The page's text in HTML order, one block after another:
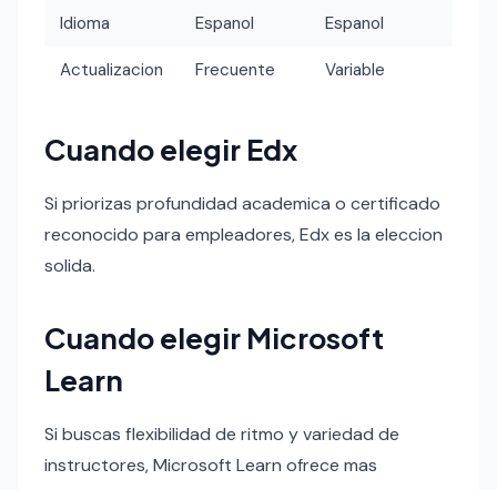
Idioma Espanol Espanol
Actualizacion Frecuente Variable
Cuando elegir Edx
Si priorizas profundidad academica o certificado
reconocido para empleadores, Edx es la eleccion
solida.
Cuando elegir Microsoft
Learn
Si buscas flexibilidad de ritmo y variedad de
instructores, Microsoft Learn ofrece mas